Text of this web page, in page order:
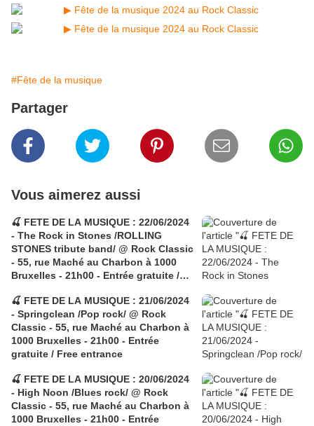
#Fête de la musique
Partager
Vous aimerez aussi
🍒 FETE DE LA MUSIQUE : 22/06/2024
- The Rock in Stones /ROLLING
STONES tribute band/ @ Rock Classic
- 55, rue Maché au Charbon à 1000
Bruxelles - 21h00 - Entrée gratuite /
🍒 FETE DE LA MUSIQUE : 21/06/2024
- Springclean /Pop rock/ @ Rock
Classic - 55, rue Maché au Charbon à
1000 Bruxelles - 21h00 - Entrée
gratuite / Free entrance
🍒 FETE DE LA MUSIQUE : 20/06/2024
- High Noon /Blues rock/ @ Rock
Classic - 55, rue Maché au Charbon à
1000 Bruxelles - 21h00 - Entrée